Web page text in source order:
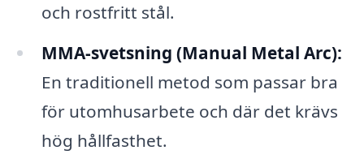
och rostfritt stål.
MMA-svetsning (Manual Metal Arc):
En traditionell metod som passar bra
för utomhusarbete och där det krävs
hög hållfasthet.